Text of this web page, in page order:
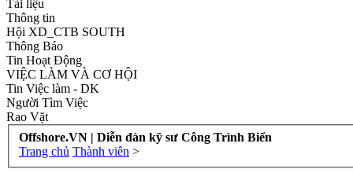
Tài liệu
Thông tin
Hội XD_CTB SOUTH
Thông Báo
Tin Hoạt Động
VIỆC LÀM VÀ CƠ HỘI
Tin Việc làm - DK
Người Tìm Việc
Rao Vặt
Offshore.VN | Diễn đàn kỹ sư Công Trình Biển
Trang chủ Thành viên >